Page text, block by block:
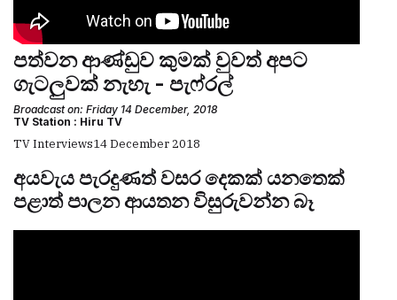
පත්වන ආණ්ඩුව කුමක් වුවත් අපට
ගැටලුවක් නැහැ - පැෆ්රල්
Broadcast on: Friday 14 December, 2018
TV Station : Hiru TV
TV Interviews14 December 2018
අයවැය පැරදුණත් වසර දෙකක් යනතෙක්
පළාත් පාලන ආයතන විසුරුවන්න බෑ